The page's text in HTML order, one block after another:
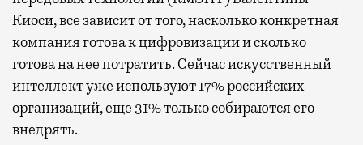
Киоси, все зависит от того, насколько конкретная
компания готова к цифровизации и сколько
готова на нее потратить. Сейчас искусственный
интеллект уже используют 17% российских
организаций, еще 31% только собираются его
внедрять.